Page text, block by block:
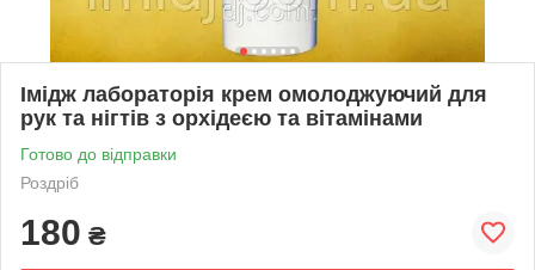
Імідж лабораторія крем омолоджуючий для
рук та нігтів з орхідеєю та вітамінами
Готово до відправки
Роздріб
180 ₴